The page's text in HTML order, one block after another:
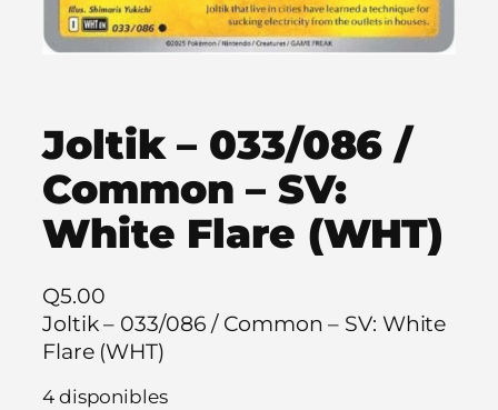
Joltik – 033/086 /
Common – SV:
White Flare (WHT)
Q5.00
Joltik – 033/086 / Common – SV: White
Flare (WHT)
4 disponibles